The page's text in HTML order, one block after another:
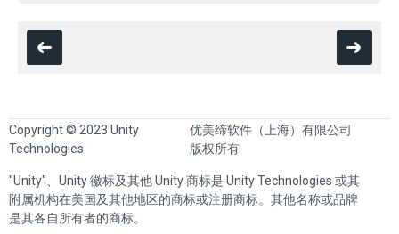
Copyright © 2023 Unity
Technologies
优美缔软件（上海）有限公司
版权所有
"Unity"、Unity 徽标及其他 Unity 商标是 Unity Technologies 或其
附属机构在美国及其他地区的商标或注册商标。其他名称或品牌
是其各自所有者的商标。